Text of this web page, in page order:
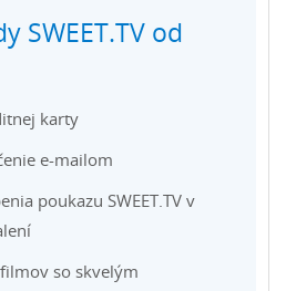
SWEET.TV od
karty
e-mailom
poukazu SWEET.TV v
so skvelým